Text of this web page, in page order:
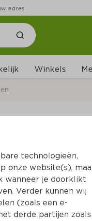
adres
Winkels
Rum Cola
liter €7.56)
technologieën,
onze website(s),
wanneer je doorklikt
Verder kunnen wij
(zoals een e-
derde partijen zoals